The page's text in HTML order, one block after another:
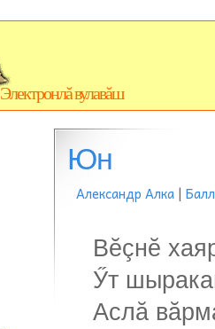
Электронлă вулавăш
Юн
Александр Алка |
Вĕçнĕ
Ӳт
Аслă